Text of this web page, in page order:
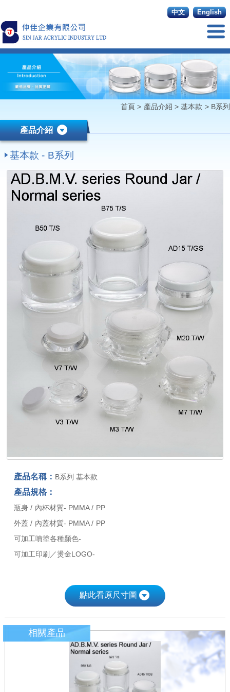
English
中文
首頁> 產品介紹 >基本款 > B系列
產品介紹
基本款 - B系列
產品名稱： B系列 基本款
產品規格：
瓶身 / 內杯材質- PMMA / PP
外蓋 / 內蓋材質- PMMA / PP
可加工噴塗各種顏色-
可加工印刷／燙金LOGO-
點此看原尺寸圖
相關產品